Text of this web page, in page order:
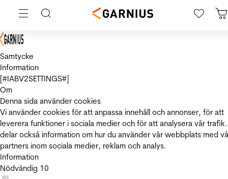
Samtycke
Information
[#IABV2SETTINGS#]
Om
Denna sida använder cookies
Vi använder cookies för att anpassa innehåll och annonser, för att
leverera funktioner i sociala medier och för att analysera vår
delar också information om hur du använder vår webbplats med
partners inom sociala medier, reklam och analys.
Information
Nödvändig 10